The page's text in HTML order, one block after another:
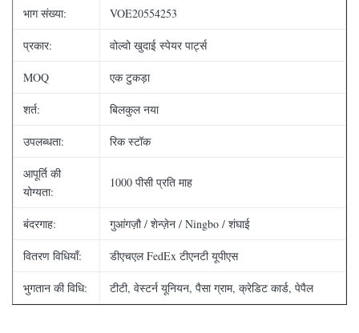
भाग संख्या: VOE20554253
प्रकार: वोल्वो खुदाई स्पेयर पार्ट्स
MOQ एक टुकड़ा
शर्त: बिलकुल नया
उपलब्धता: रिक स्टॉक
आपूर्ति की
योग्यता:
1000 पीसी प्रति माह
बंदरगाह: गुआंगज़ौ / शेन्ज़ेन / Ningbo / शंघाई
वितरण विधियाँ: डीएचएल FedEx टीएनटी यूपीएस
भुगतान की विधि: टीटी, वेस्टर्न यूनियन, पैसा ग्राम, क्रेडिट कार्ड, पेपैल